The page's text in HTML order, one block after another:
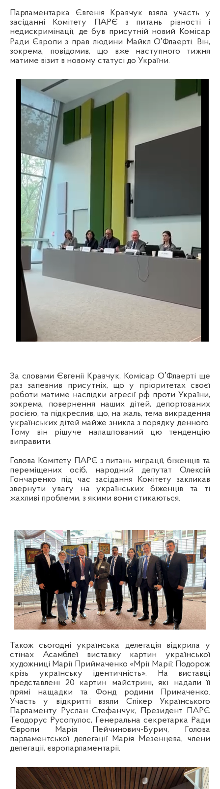
Парламентарка Євгенія Кравчук взяла участь у
засіданні Комітету ПАРЄ з питань рівності і
недискримінації, де був присутній новий Комісар
Ради Європи з прав людини Майкл ОʼФлаерті. Він,
зокрема, повідомив, що вже наступного тижня
матиме візит в новому статусі до України.
За словами Євгенії Кравчук, Комісар ОʼФлаерті ще
раз запевнив присутніх, що у пріоритетах своєї
роботи матиме наслідки агресії рф проти України,
зокрема, повернення наших дітей, депортованих
росією, та підкреслив, що, на жаль, тема викрадення
українських дітей майже зникла з порядку денного.
Тому він рішуче налаштований цю тенденцію
виправити.
Голова Комітету ПАРЄ з питань міграції, біженців та
переміщених осіб, народний депутат Олексій
Гончаренко під час засідання Комітету закликав
звернути увагу на українських біженців та ті
жахливі проблеми, з якими вони стикаються.
Також сьогодні українська делегація відкрила у
стінах Асамблеї виставку картин української
художниці Марії Приймаченко «Мрії Марії: Подорож
крізь українську ідентичність». На виставці
представлені 20 картин майстрині, які надали її
прямі нащадки та Фонд родини Примаченко.
Участь у відкритті взяли Спікер Українського
Парламенту Руслан Стефанчук, Президент ПАРЄ
Теодорус Русопулос, Генеральна секретарка Ради
Європи Марія Пейчинович-Бурич, Голова
парламентської делегації Марія Мезенцева, члени
делегації, європарламентарії.